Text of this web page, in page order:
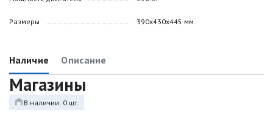
Размеры 390x430x445 мм.
Наличие Описание
Магазины
В наличии: 0 шт.